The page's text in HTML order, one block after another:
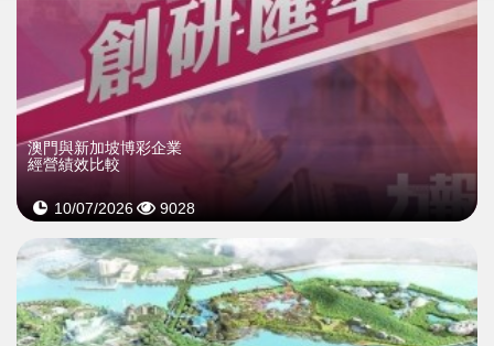
澳門與新加坡博彩企業
經營績效比較
10/07/2026 9028